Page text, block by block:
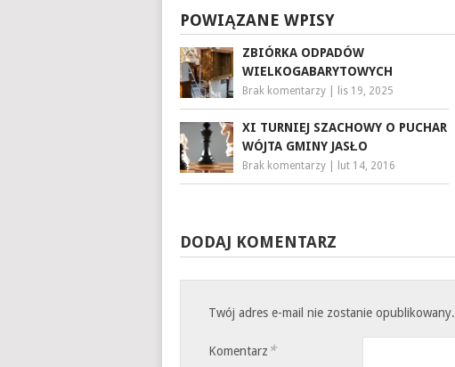
POWIĄZANE WPISY
ZBIÓRKA ODPADÓW
WIELKOGABARYTOWYCH
Brak komentarzy lis 19, 2025
XI TURNIEJ SZACHOWY O PUCHAR
WÓJTA GMINY JASŁO
Brak komentarzy lut 14, 2016
DODAJ KOMENTARZ
Twój adres e-mail nie zostanie opublikowany.
Komentarz *